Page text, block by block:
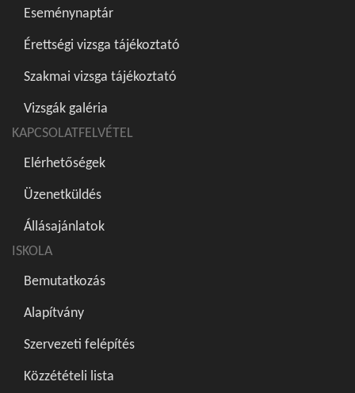
Eseménynaptár
Érettségi vizsga tájékoztató
Szakmai vizsga tájékoztató
Vizsgák galéria
KAPCSOLATFELVÉTEL
Elérhetőségek
Üzenetküldés
Állásajánlatok
ISKOLA
Bemutatkozás
Alapítvány
Szervezeti felépítés
Közzétételi lista